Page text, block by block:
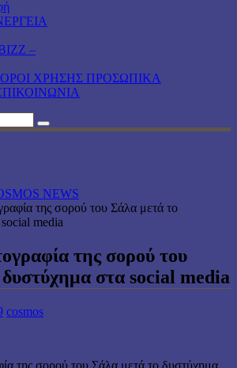
–
ΟΡΟΙ ΧΡΗΣΗΣ ΠΡΟΣΩΠΙΚΑ
NEWS
της σορού του Σάλα μετά το
media
της σορού του
στα social media
cosmos